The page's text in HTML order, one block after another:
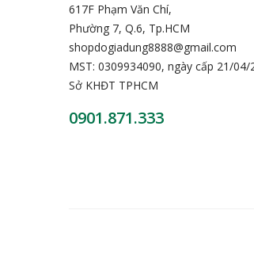
617F Phạm Văn Chí,
Phường 7, Q.6, Tp.HCM
shopdogiadung8888@gmail.com
MST: 0309934090, ngày cấp 21/04/
Sở KHĐT TPHCM
0901.871.333